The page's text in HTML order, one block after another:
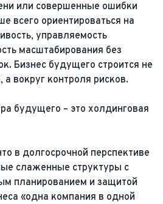
или совершенные ошибки
всего ориентироваться на
управляемость
масштабирования без
Бизнес будущего строится не
а вокруг контроля рисков.
будущего – это холдинговая
в долгосрочной перспективе
слаженные структуры с
планированием и защитой
«одна компания в одной